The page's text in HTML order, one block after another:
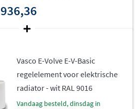
936,36
Vasco E-Volve E-V-Basic
regelelement voor elektrische
radiator - wit RAL 9016
vandaag besteld, dinsdag in